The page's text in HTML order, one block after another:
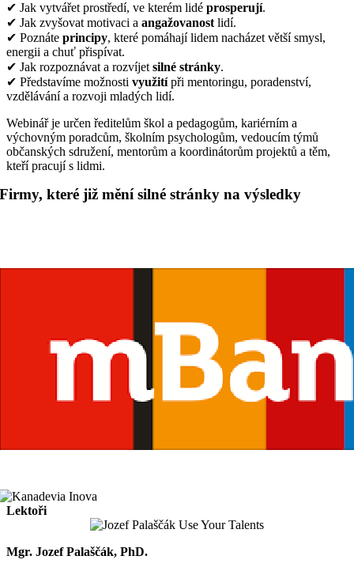
✔ Jak vytvářet prostředí, ve kterém lidé prosperují.
✔ Jak zvyšovat motivaci a angažovanost lidí.
✔ Poznáte principy, které pomáhají lidem nacházet větší smysl,
energii a chuť přispívat.
✔ Jak rozpoznávat a rozvíjet silné stránky.
✔ Představíme možnosti využitípři mentoringu, poradenství,
vzdělávání a rozvoji mladých lidí.
Webinář je určen ředitelům škol a pedagogům, kariérním a
výchovným poradcům, školním psychologům, vedoucím týmů
občanských sdružení, mentorům a koordinátorům projektů a těm,
kteří pracují s lidmi.
Firmy, které již mění silné stránky na výsledky
Lektoři
Mgr. Jozef Palaščák, PhD.